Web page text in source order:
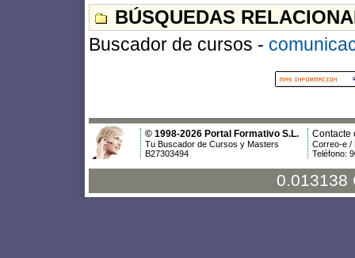
BÚSQUEDAS
Buscador de cursos -
© 1998-2026 Portal Formativo S.L.
Tu Buscador de Cursos y Masters
B27303494
Contacte
Correo-e /
Teléfono:
0.013138